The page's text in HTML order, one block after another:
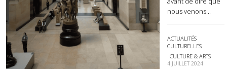
nous venons...
ACTUALITÉS
CULTURELLES
CULTURE & ARTS
4 JUILLET 2024